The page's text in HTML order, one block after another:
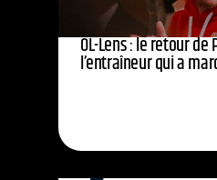
OL-Lens : le retour de
l’entraîneur qui a